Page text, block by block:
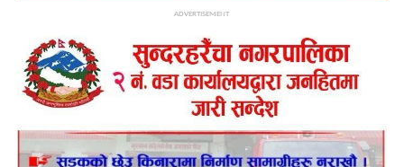
ADVERTISEMENT